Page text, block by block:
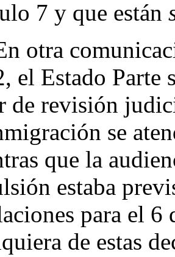
7 y que están
otra
el Estado Parte
de revisión
se
que la
estaba
para el 6
de estas